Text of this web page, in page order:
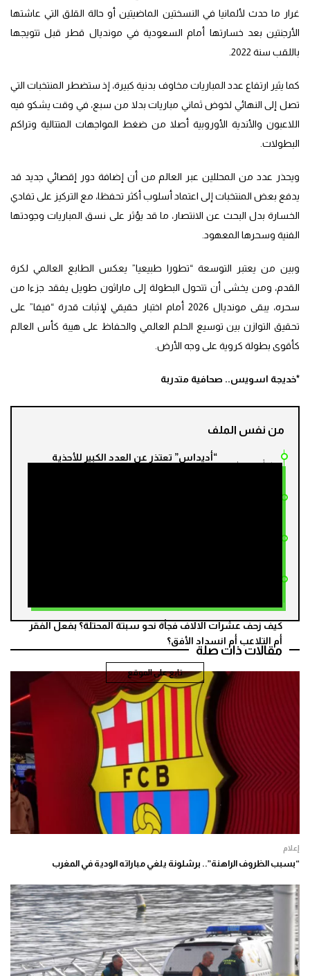
كيف زحف عشرات الالاف فجأة نحو سبتة المحتلة؟ بفعل الفقر
أم التلاعب أم انسداد الأفق؟
تابع على الموقع
غرار ما حدث لألمانيا في النسختين الماضيتين أو حالة القلق التي عاشتها
الأرجنتين بعد خسارتها أمام السعودية في مونديال قطر قبل تتويجها
باللقب سنة 2022.
كما يثير ارتفاع عدد المباريات مخاوف بدنية كبيرة، إذ ستضطر المنتخبات التي
تصل إلى النهائي لخوض ثماني مباريات بدلا من سبع، في وقت يشكو فيه
اللاعبون والأندية الأوروبية أصلا من ضغط المواجهات المتتالية وتراكم
البطولات.
ويحذر عدد من المحللين عبر العالم من أن إضافة دور إقصائي جديد قد
يدفع بعض المنتخبات إلى اعتماد أسلوب أكثر تحفظا، مع التركيز على تفادي
الخسارة بدل البحث عن الانتصار، ما قد يؤثر على نسق المباريات وجودتها
الفنية وسحرها المعهود.
وبين من يعتبر التوسعة “تطورا طبيعيا” يعكس الطابع العالمي لكرة
القدم، ومن يخشى أن تتحول البطولة إلى ماراثون طويل يفقد جزءا من
سحره، يبقى مونديال 2026 أمام اختبار حقيقي لإثبات قدرة “فيفا” على
تحقيق التوازن بين توسيع الحلم العالمي والحفاظ على هيبة كأس العالم
كأقوى بطولة كروية على وجه الأرض.
*خديجة اسويس.. صحافية متدربة
من نفس الملف
مند أسبوع واحد
“أديداس” تعتذر عن العدد الكبير للأحذية
مقالات ذات صلة
إعلام
“بسبب الظروف الراهنة”.. برشلونة يلغي مباراته الودية في المغرب